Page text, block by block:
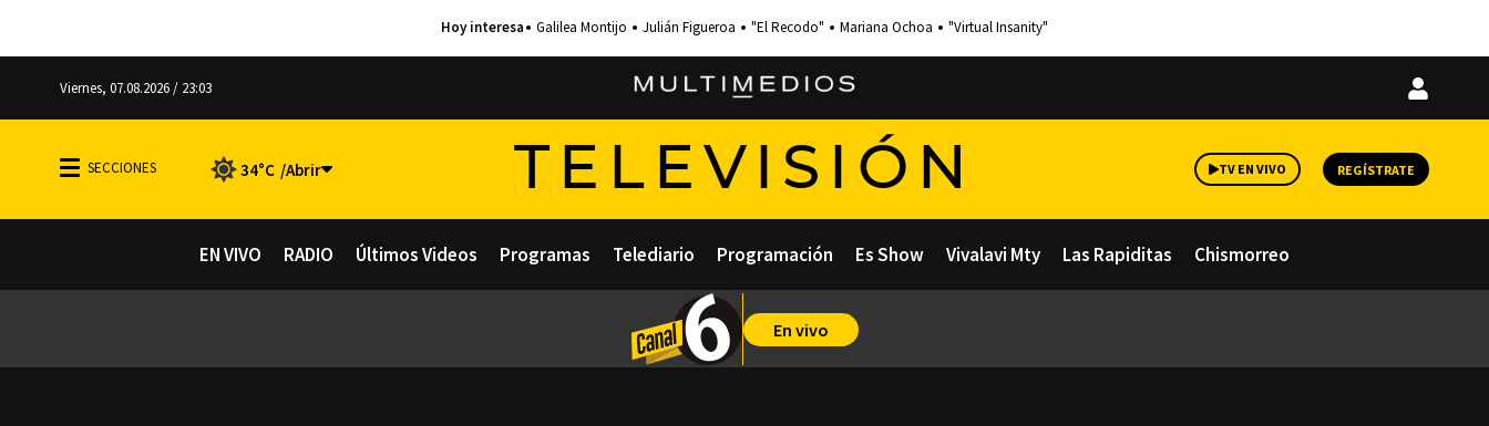
Galilea Montijo Julián Figueroa "El Recodo" Mariana Ochoa "Virtual Insanity"
Viernes, 07.08.2026 / 23:03
Iniciar
34°C TELEVISIÓN TV EN VIVO REGÍSTRATE
EN VIVO RADIO Últimos Videos Programas Telediario Programación Es Show Vivalavi Mty Las Rapiditas Chismorreo
En vivo